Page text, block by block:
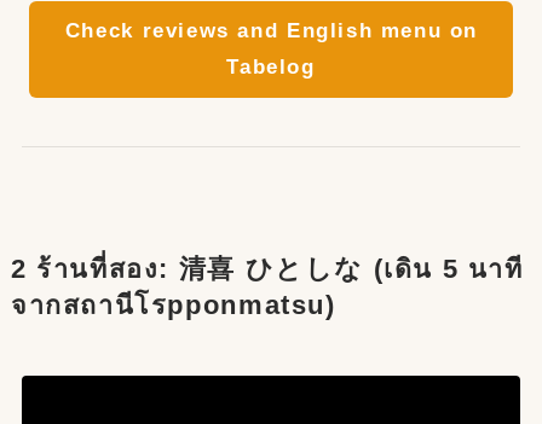
Check reviews and English menu on
Tabelog
2 ร้านที่สอง: 清喜 ひとしな (เดิน 5 นาที
จากสถานีโรpponmatsu)